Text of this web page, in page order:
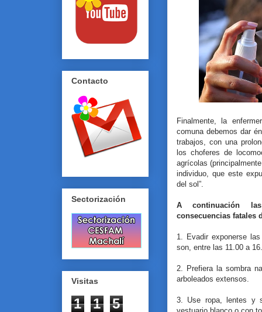
Finalmente, la
comuna debemos dar
trabajos, con una
los choferes de
agrícolas
individuo, que este
del sol”.
A continuación
consecuencias fatales
1. Evadir exponerse
son, entre las 11.00 a
2. Prefiera la sombra
arboleados extensos.
3. Use ropa, lentes y
Contacto
Sectorización
Visitas
1 1 5